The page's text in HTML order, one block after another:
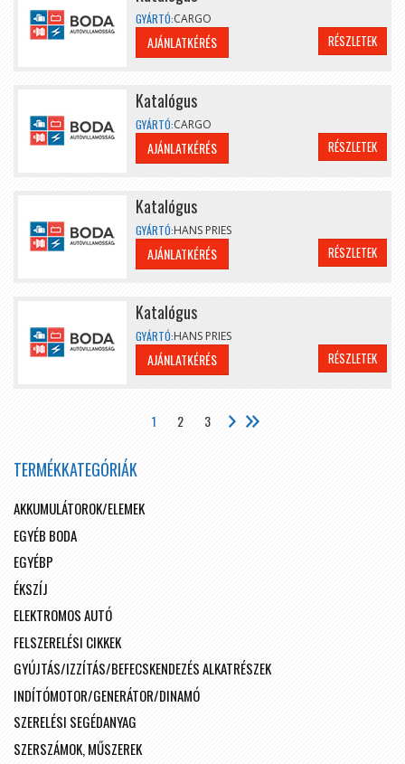
GYÁRTÓ:CARGO
AJÁNLATKÉRÉS RÉSZLETEK
Katalógus
GYÁRTÓ:CARGO
AJÁNLATKÉRÉS RÉSZLETEK
Katalógus
GYÁRTÓ:HANS PRIES
AJÁNLATKÉRÉS RÉSZLETEK
Katalógus
GYÁRTÓ:HANS PRIES
AJÁNLATKÉRÉS RÉSZLETEK
1 2 3
TERMÉKKATEGÓRIÁK
AKKUMULÁTOROK/ELEMEK
EGYÉB BODA
EGYÉBP
ÉKSZÍJ
ELEKTROMOS AUTÓ
FELSZERELÉSI CIKKEK
GYÚJTÁS/IZZÍTÁS/BEFECSKENDEZÉS ALKATRÉSZEK
INDÍTÓMOTOR/GENERÁTOR/DINAMÓ
SZERELÉSI SEGÉDANYAG
SZERSZÁMOK, MŰSZEREK